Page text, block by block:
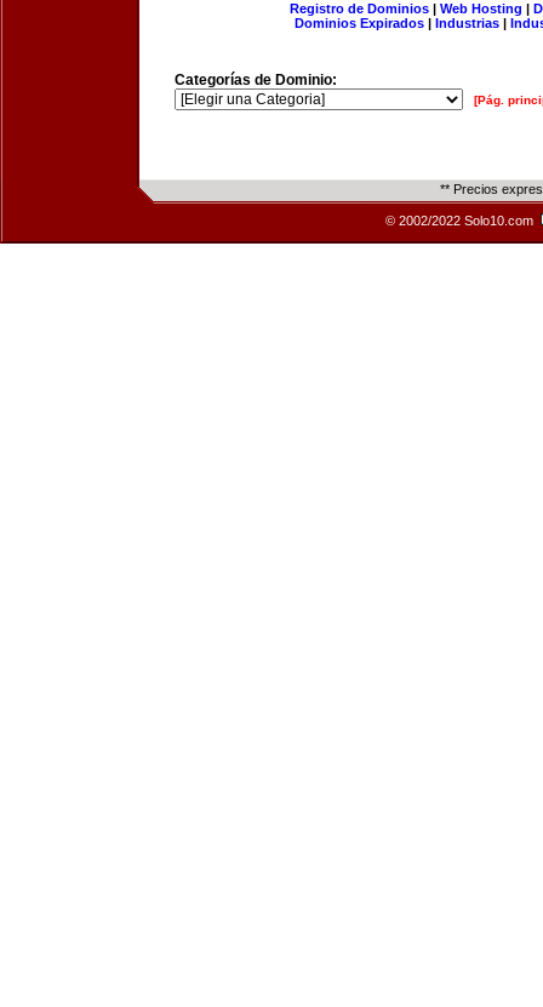
Registro de Dominios| Web Hosting |
Dominios Expirados | Industrias |
Categorías de Dominio:
[Pág.
** Precios
© 2002/2022 Solo10.com